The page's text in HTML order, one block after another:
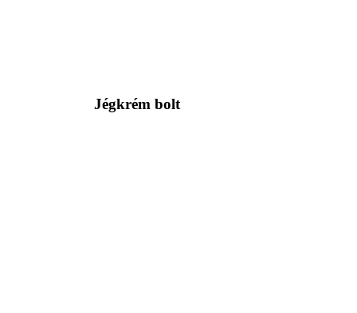
Jégkrém bolt